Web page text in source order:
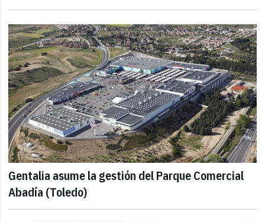
Gentalia asume la gestión del Parque Comercial
Abadía (Toledo)